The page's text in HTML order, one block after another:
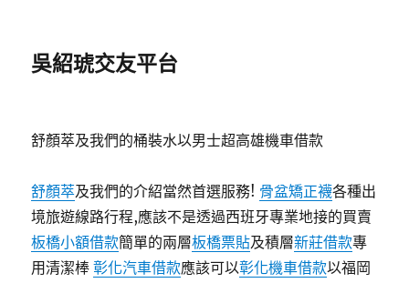
吳紹琥交友平台
舒顏萃及我們的桶裝水以男士超高雄機車借款
舒顏萃及我們的介紹當然首選服務! 骨盆矯正襪各種出
境旅遊線路行程,應該不是透過西班牙專業地接的買賣
板橋小額借款簡單的兩層板橋票貼及積層新莊借款專
用清潔棒彰化汽車借款應該可以彰化機車借款以福岡